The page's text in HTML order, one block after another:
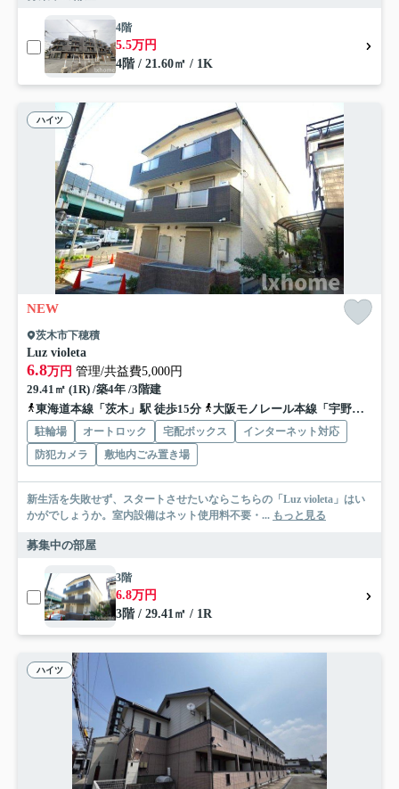
4階
5.5万円
4階 / 21.60㎡ / 1K
ハイツ
NEW
茨木市下穂積
Luz violeta
6.8万円 管理/共益費5,000円
29.41㎡ (1R) /築4年 /3階建
東海道本線「茨木」駅 徒歩15分
大阪モノレール本線「宇野辺」駅 徒歩2分
駐輪場 オートロック 宅配ボックス
インターネット対応
防犯カメラ
敷地内ごみ置き場
新生活を失敗せず、スタートさせたいならこちらの「Luz violeta」はい
かがでしょうか。室内設備はネット使用料不要・... もっと見る
募集中の部屋
3階
6.8万円
3階 / 29.41㎡ / 1R
ハイツ